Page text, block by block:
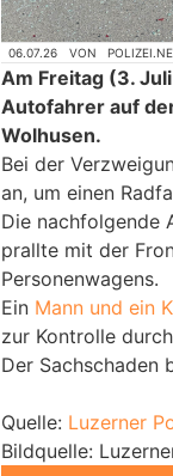
06.07.26 VON
Am Freitag (3.
Autofahrer auf
Wolhusen.
Bei der
an, um einen
Die nachfolgende
prallte mit der
Personenwagens.
Ein Mann und ein
zur Kontrolle
Der Sachschaden
Quelle: Luzerner
Bildquelle: